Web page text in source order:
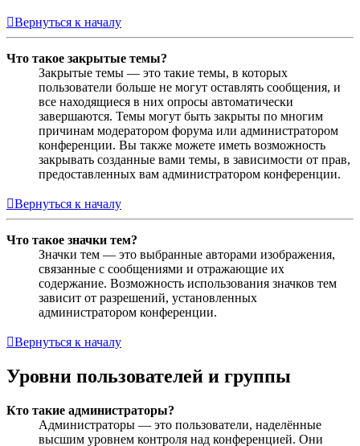
Вернуться к началу
Что такое закрытые темы?
Закрытые темы — это такие темы, в которых
пользователи больше не могут оставлять сообщения, и
все находящиеся в них опросы автоматически
завершаются. Темы могут быть закрыты по многим
причинам модератором форума или администратором
конференции. Вы также можете иметь возможность
закрывать созданные вами темы, в зависимости от прав,
предоставленных вам администратором конференции.
Вернуться к началу
Что такое значки тем?
Значки тем — это выбранные авторами изображения,
связанные с сообщениями и отражающие их
содержание. Возможность использования значков тем
зависит от разрешений, установленных
администратором конференции.
Вернуться к началу
Уровни пользователей и группы
Кто такие администраторы?
Администраторы — это пользователи, наделённые
высшим уровнем контроля над конференцией. Они